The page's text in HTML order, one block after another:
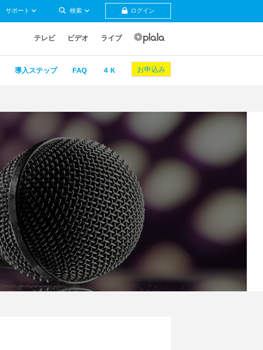
検索
サポート ログイン
テレビ ビデオ ライブ
導入ステップ FAQ ４Ｋ お申込み